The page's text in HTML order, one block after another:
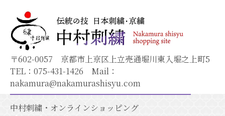
〒602-0057 京都市上京区上立売通堀川東入堀之上町5
TEL： 075-431-1426 Mail：
nakamura@nakamurashisyu.com
中村刺繍・オンラインショッピング